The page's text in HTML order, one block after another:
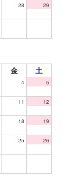
28 29
金 土
4 5
11 12
18 19
25 26